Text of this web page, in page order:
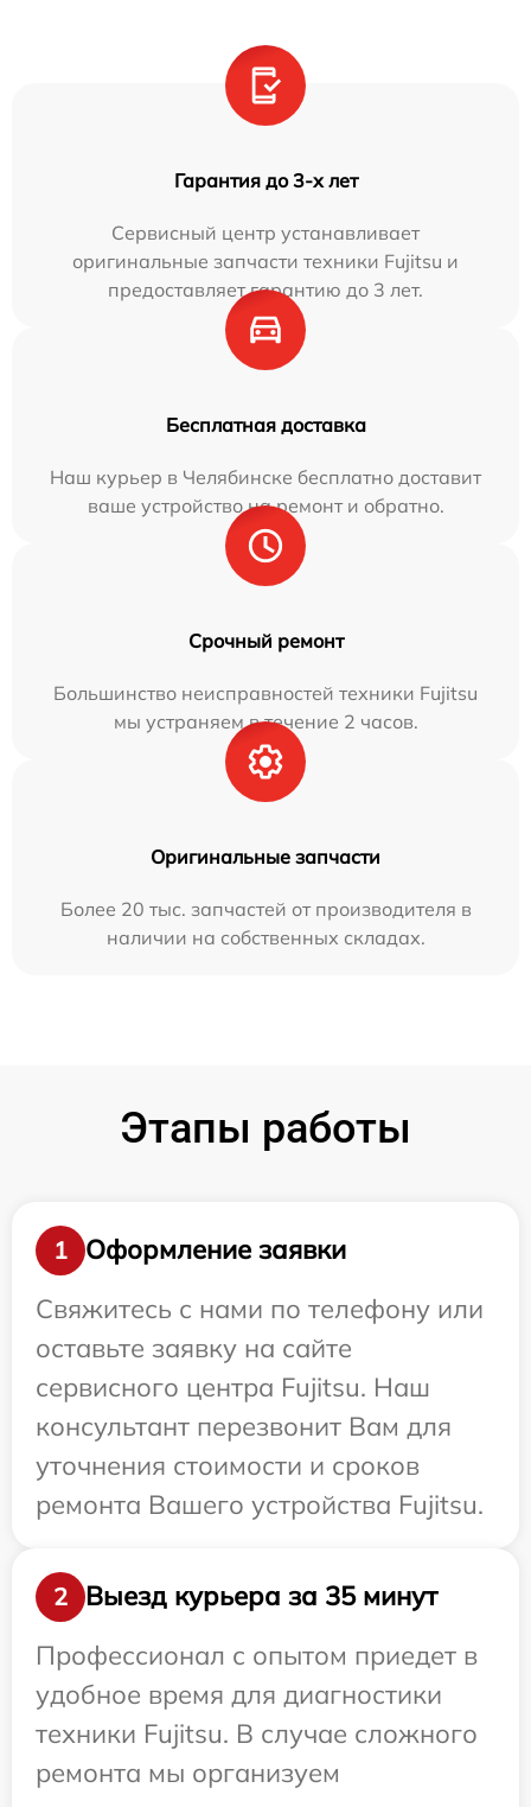
Гарантия до 3-х лет
Сервисный центр устанавливает
оригинальные запчасти техники Fujitsu и
предоставляет гарантию до 3 лет.
Бесплатная доставка
Наш курьер в Челябинске бесплатно доставит
ваше устройство на ремонт и обратно.
Срочный ремонт
Большинство неисправностей техники Fujitsu
мы устраняем в течение 2 часов.
Оригинальные запчасти
Более 20 тыс. запчастей от производителя в
наличии на собственных складах.
Этапы работы
1
Оформление заявки
Свяжитесь с нами по телефону или
оставьте заявку на сайте
сервисного центра Fujitsu. Наш
консультант перезвонит Вам для
уточнения стоимости и сроков
ремонта Вашего устройства Fujitsu.
2
Выезд курьера за 35 минут
Профессионал с опытом приедет в
удобное время для диагностики
техники Fujitsu. В случае сложного
ремонта мы организуем